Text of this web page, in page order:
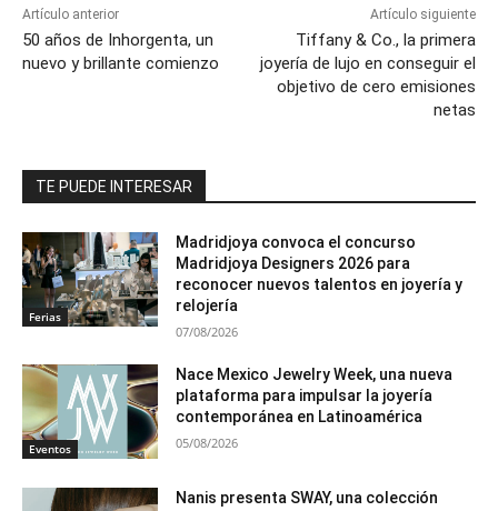
Artículo anterior
50 años de Inhorgenta, un
nuevo y brillante comienzo
Artículo siguiente
Tiffany & Co., la primera
joyería de lujo en conseguir el
objetivo de cero emisiones
netas
TE PUEDE INTERESAR
Ferias
Madridjoya convoca el concurso
Madridjoya Designers 2026 para
reconocer nuevos talentos en joyería y
relojería
07/08/2026
Eventos
Nace Mexico Jewelry Week, una nueva
plataforma para impulsar la joyería
contemporánea en Latinoamérica
05/08/2026
Nanis presenta SWAY, una colección